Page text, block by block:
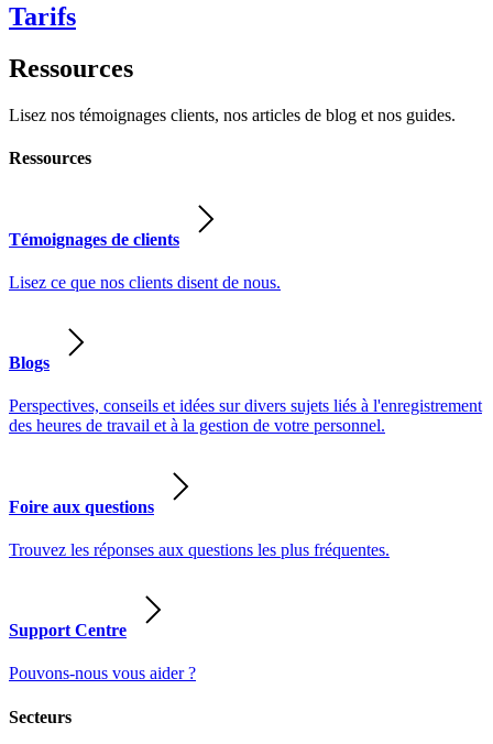
Tarifs
Ressources
Lisez nos témoignages clients, nos articles de blog et nos guides.
Ressources
Témoignages de clients
Lisez ce que nos clients disent de nous.
Blogs
Perspectives, conseils et idées sur divers sujets liés à l'enregistrement
des heures de travail et à la gestion de votre personnel.
Foire aux questions
Trouvez les réponses aux questions les plus fréquentes.
Support Centre
Pouvons-nous vous aider ?
Secteurs